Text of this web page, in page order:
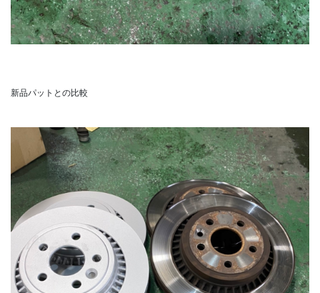
新品パットとの比較